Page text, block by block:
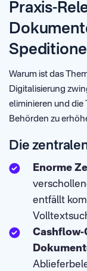
Praxis-
Warum ist das
Digitalisierung
eliminieren und die
Behörden zu
Die
Enorme
entfällt